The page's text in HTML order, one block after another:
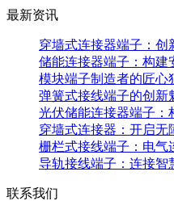
最新资讯
穿墙式连接器端子：创
储能连接器端子：构建
模块端子制造者的匠心
弹簧式接线端子的创新
光伏储能连接器端子：
穿墙式连接器：开启无
栅栏式接线端子：电气
导轨接线端子：连接智
联系我们